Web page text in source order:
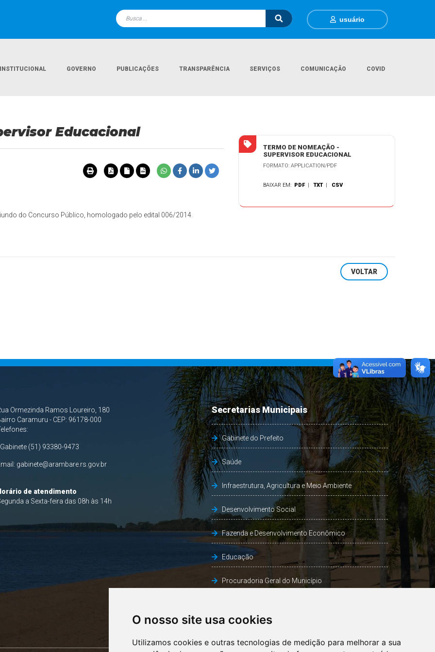
O nosso site usa cookies
Utilizamos cookies e outras tecnologias de medição para melhorar a sua
usuário
INSTITUCIONAL GOVERNO PUBLICAÇÕES TRANSPARÊNCIA SERVIÇOS COMUNICAÇÃO COVID
Educacional
do Concurso Público, homologado pelo edital 006/2014.
TERMO DE NOMEAÇÃO -
SUPERVISOR EDUCACIONAL
FORMATO: APPLICATION/PDF
BAIXAR EM: PDF |TXT | CSV
VOLTAR
Ormezinda Ramos Loureiro, 180
Caramuru - CEP: 96178-000
(51) 93380-9473
gabinete@arambare.rs.gov.br
de atendimento
a Sexta-feira das 08h às 14h
Secretarias Municipais
Gabinete do Prefeito
Saúde
Infraestrutura, Agricultura e Meio Ambiente
Desenvolvimento Social
Fazenda e Desenvolvimento Econômico
Educação
Procuradoria Geral do Município